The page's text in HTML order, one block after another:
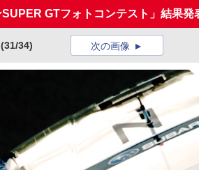
SUPER GTフォトコンテスト」結果発
(31/34) 次の画像